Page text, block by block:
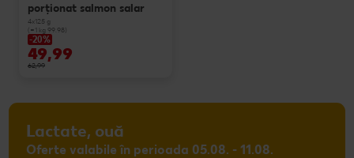
porționat salmon salar
4x125 g
(=1 kg 99.98)
-20%
49,99
62,99
Lactate, ouă
Oferte valabile în perioada 05.08. - 11.08.